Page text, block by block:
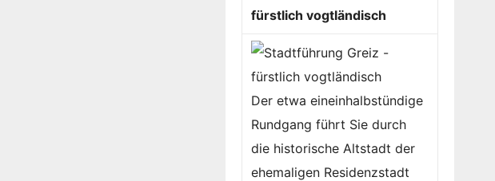
fürstlich vogtländisch
Der etwa eineinhalbstündige
Rundgang führt Sie durch
die historische Altstadt der
ehemaligen Residenzstadt